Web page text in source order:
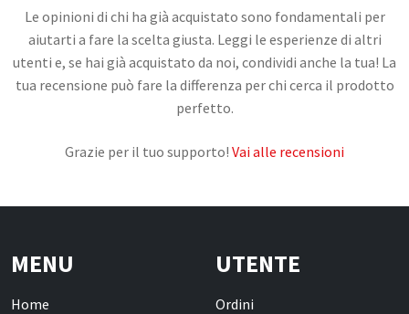
Le opinioni di chi ha già acquistato sono fondamentali per
aiutarti a fare la scelta giusta. Leggi le esperienze di altri
utenti e, se hai già acquistato da noi, condividi anche la tua! La
tua recensione può fare la differenza per chi cerca il prodotto
perfetto.
Grazie per il tuo supporto! Vai alle recensioni
MENU
Home
UTENTE
Ordini